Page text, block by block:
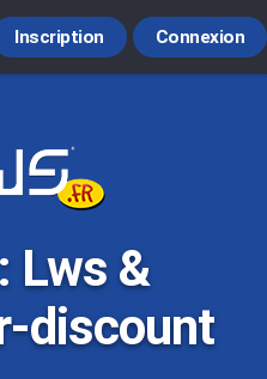
Connexion
Inscription
Lws &
discount